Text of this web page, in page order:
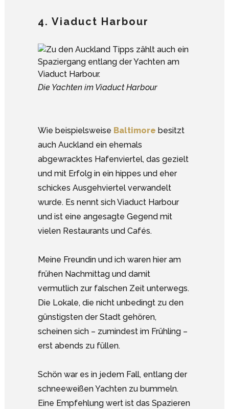
4. Viaduct Harbour
Die Yachten im Viaduct Harbour
Wie beispielsweise Baltimore besitzt
auch Auckland ein ehemals
abgewracktes Hafenviertel, das gezielt
und mit Erfolg in ein hippes und eher
schickes Ausgehviertel verwandelt
wurde. Es nennt sich Viaduct Harbour
und ist eine angesagte Gegend mit
vielen Restaurants und Cafés.
Meine Freundin und ich waren hier am
frühen Nachmittag und damit
vermutlich zur falschen Zeit unterwegs.
Die Lokale, die nicht unbedingt zu den
günstigsten der Stadt gehören,
scheinen sich – zumindest im Frühling –
erst abends zu füllen.
Schön war es in jedem Fall, entlang der
schneeweißen Yachten zu bummeln.
Eine Empfehlung wert ist das Spazieren